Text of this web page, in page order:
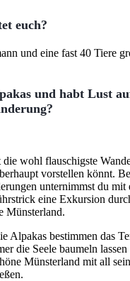
euch?
und eine fast 40 Tiere
und habt Lust
die wohl flauschigste
vorstellen könnt.
unternimmst du mit
eine Exkursion
Münsterland.
Alpakas bestimmen das
die Seele baumeln
Münsterland mit all